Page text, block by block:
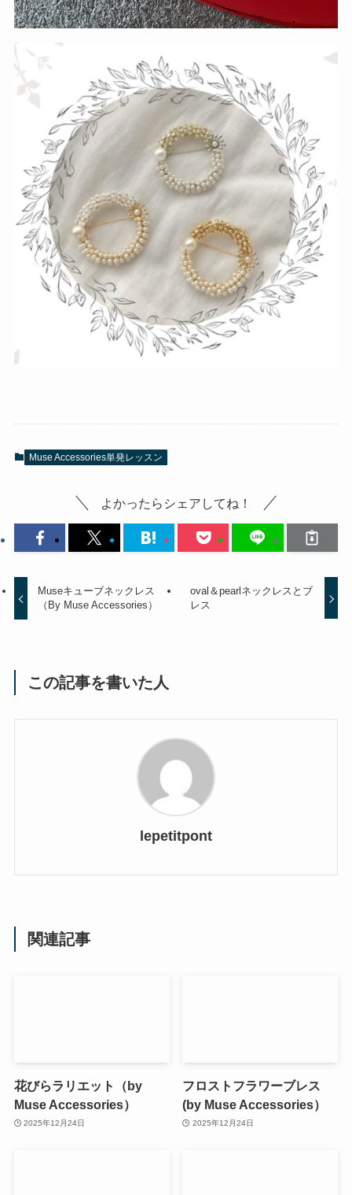
Muse Accessories単発レッスン
よかったらシェアしてね！
Museキューブネックレス
（By Muse Accessories）
oval＆pearlネックレスとブ
レス
この記事を書いた人
lepetitpont
関連記事
花びらラリエット（by
Muse Accessories）
2025年12月24日
フロストフラワーブレス
(by Muse Accessories）
2025年12月24日